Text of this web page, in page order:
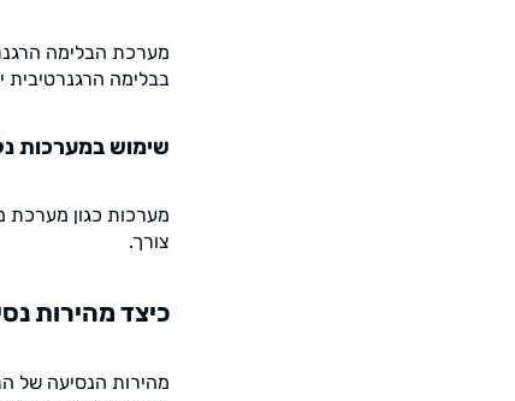
מערכת הבלימה
בבלימה
שימוש במערכות
מערכות כגון מערכת
צורך.
כיצד מהירות
מהירות הנסיעה של